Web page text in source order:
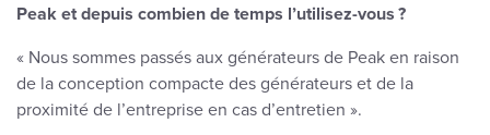
Peak et depuis combien de temps l’utilisez-vous ?
« Nous sommes passés aux générateurs de Peak en raison
de la conception compacte des générateurs et de la
proximité de l’entreprise en cas d’entretien ».